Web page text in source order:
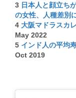
3 日本人と顔立ち
の女性、人種差別
4 大阪マドラスカ
May 2022
5 インド人の平均
Oct 2019